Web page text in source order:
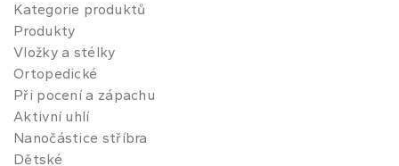
Kategorie produktů
Produkty
Vložky a stélky
Ortopedické
Při pocení a zápachu
Aktivní uhlí
Nanočástice stříbra
Dětské